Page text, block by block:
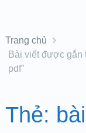
Trang chủ
Bài viết được gắn
pdf”
Thẻ: